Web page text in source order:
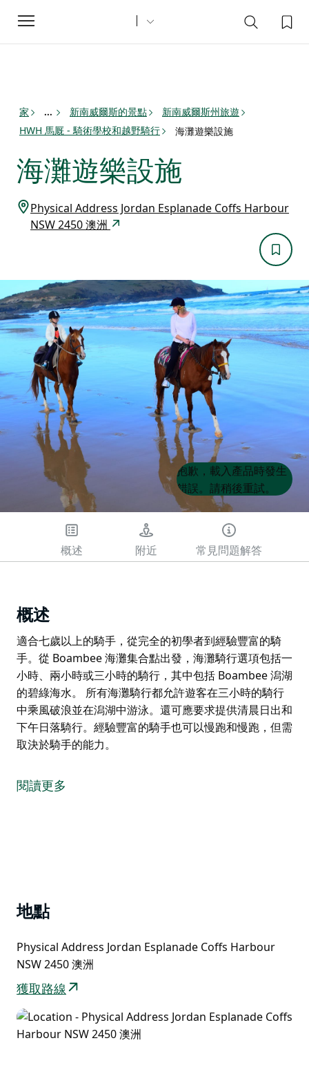
Toggle
navigation
家 ... 新南威爾斯的景點
新南威爾斯州旅遊
HWH 馬厩 - 騎術學校和越野騎行
海灘遊樂設施
海灘遊樂設施
Physical Address Jordan Esplanade Coffs Harbour
NSW 2450 澳洲
Product
List
Product
List
抱歉，載入產品時發生
錯誤。請稍後重試。
概述 附近 常見問題解答
概述
適合七歲以上的騎手，從完全的初學者到經驗豐富的騎
手。從 Boambee 海灘集合點出發，海灘騎行選項包括一
小時、兩小時或三小時的騎行，其中包括 Boambee 潟湖
的碧綠海水。 所有海灘騎行都允許遊客在三小時的騎行
中乘風破浪並在潟湖中游泳。還可應要求提供清晨日出和
下午日落騎行。經驗豐富的騎手也可以慢跑和慢跑，但需
取決於騎手的能力。
手。從 Boambee 海灘集合點出發，海灘騎行選項包括一
小時、兩小時或三小時的騎行，其中包括 Boambee 潟湖
閱讀更多
地點
Physical Address Jordan Esplanade Coffs Harbour
NSW 2450 澳洲
獲取路線